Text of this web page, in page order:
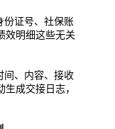
份证号、社保账
效明细这些无关
间、内容、接收
成交接日志，